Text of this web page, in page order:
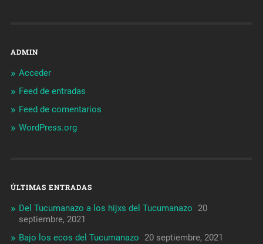
ADMIN
Acceder
Feed de entradas
Feed de comentarios
WordPress.org
ÚLTIMAS ENTRADAS
Del Tucumanazo a los hijxs del Tucumanazo
20
septiembre, 2021
Bajo los ecos del Tucumanazo
20 septiembre, 2021